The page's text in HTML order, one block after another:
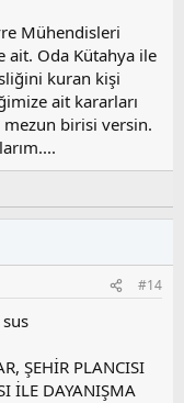
Mühendisleri
ait. Oda Kütahya ile
kuran kişi
ait kararları
birisi versin.
#14
ŞEHİR PLANCISI
İLE DAYANIŞMA